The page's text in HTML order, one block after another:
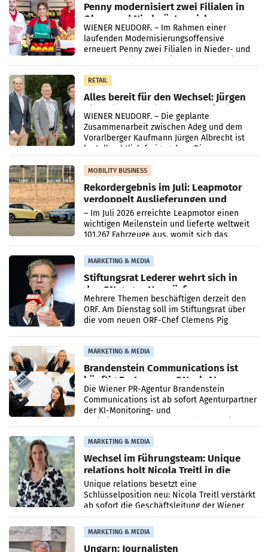
Penny modernisiert zwei Filialen in
Ober- und Niederösterreich
WIENER NEUDORF. – Im Rahmen einer
laufenden Modernisierungsoffensive
erneuert Penny zwei Filialen in Nieder- und
RETAIL
Alles bereit für den Wechsel: Jürgen
Albrecht setzt ab 1.1.2027 auf Adeg
WIENER NEUDORF. – Die geplante
Zusammenarbeit zwischen Adeg und dem
Vorarlberger Kaufmann Jürgen Albrecht ist
kartellrechtlich freigegeben: Die
Bundeswettbewerbsbehörde und der
Bundeskartellanwalt
MOBILITY BUSINESS
Rekordergebnis im Juli: Leapmotor
verdoppelt Auslieferungen und
überschreitet die 100.000er-Marke
– Im Juli 2026 erreichte Leapmotor einen
wichtigen Meilenstein und lieferte weltweit
101.267 Fahrzeuge aus, womit sich das
Ergebnis gegenüber Juli 2025 mehr als
verdoppelte (+102
MARKETING & MEDIA
Stiftungsrat Lederer wehrt sich in
den SN gegen Vorwürfe
Mehrere Themen beschäftigen derzeit den
ORF. Am Dienstag soll im Stiftungsrat über
die vom neuen ORF-Chef Clemens Pig
MARKETING & MEDIA
Brandenstein Communications ist
künftig Partner von OtterlyAI
Die Wiener PR-Agentur Brandenstein
Communications ist ab sofort Agenturpartner
der KI-Monitoring- und
MARKETING & MEDIA
Wechsel im Führungsteam: Unique
relations holt Nicola Treitl in die
Geschäftsleitung
Unique relations besetzt eine
Schlüsselposition neu: Nicola Treitl verstärkt
ab sofort die Geschäftsleitung der Wiener
PR-Agentur an der Seite von Josef Kalina und
Anna Kalina-Mahr.
MARKETING & MEDIA
Ungarn: Journalisten